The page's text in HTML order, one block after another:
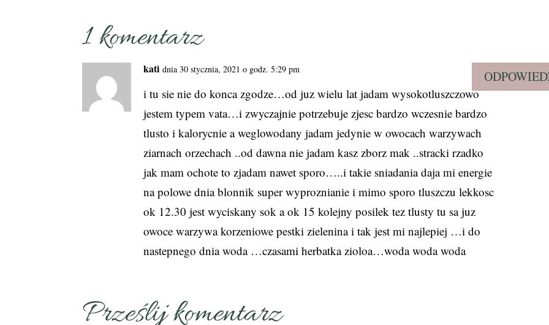
1 komentarz
kati dnia 30 stycznia, 2021 o godz. 5:29 pm
i tu sie nie do konca zgodze…od juz wielu lat jadam wysokotluszczowo
jestem typem vata…i zwyczajnie potrzebuje zjesc bardzo wczesnie bardzo
tlusto i kalorycnie a weglowodany jadam jedynie w owocach warzywach
ziarnach orzechach ..od dawna nie jadam kasz zborz mak ..stracki rzadko
jak mam ochote to zjadam nawet sporo…..i takie sniadania daja mi energie
na polowe dnia blonnik super wyproznianie i mimo sporo tluszczu lekkosc
ok 12.30 jest wyciskany sok a ok 15 kolejny posilek tez tlusty tu sa juz
owoce warzywa korzeniowe pestki zielenina i tak jest mi najlepiej …i do
nastepnego dnia woda …czasami herbatka zioloa…woda woda woda
Prześlij komentarz